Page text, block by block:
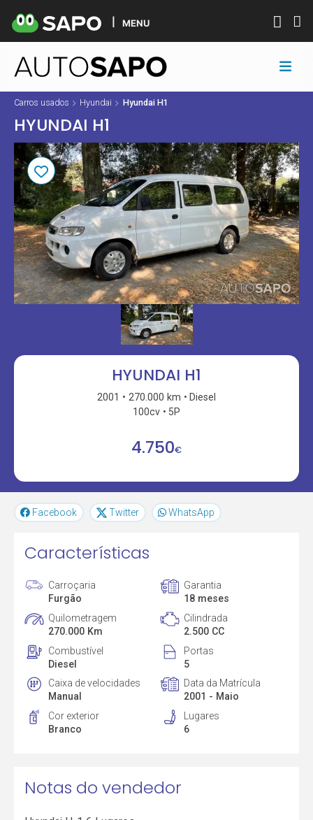
MENU
Carros usados Hyundai Hyundai H1
HYUNDAI H1
HYUNDAI H1
2001 270.000 km
Diesel
100cv
5P
4.750€
Facebook Twitter WhatsApp
Características
Carroçaria
Furgão
Garantia
18 meses
Quilometragem
270.000 Km
Cilindrada
2.500 CC
Combustível
Diesel
Portas
5
Caixa de velocidades
Manual
Data da Matrícula
2001 - Maio
Cor exterior
Branco
Lugares
6
Notas do vendedor